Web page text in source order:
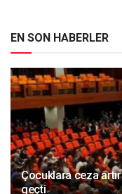
EN SON HABERLER
Çocuklara ceza
geçti